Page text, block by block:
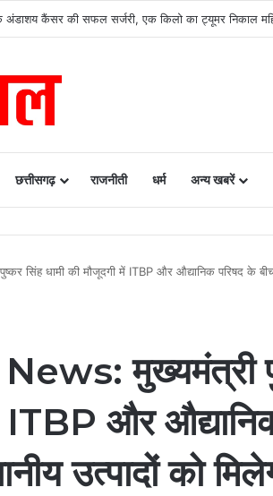
को बड़ी उपलब्धि, SASCI 2026-27 के तहत प्रोत्साहन
छत्तीसगढ़ राजनीती धर्म अन्य खबरें
सिंह धामी की मौजूदगी में ITBP और औद्यानिक परिषद के
मुख्यमंत्री
ITBP और
उत्पादों को